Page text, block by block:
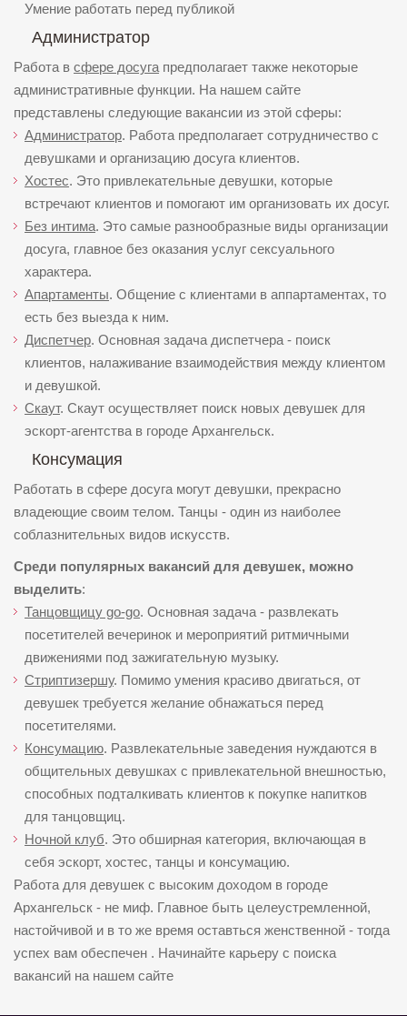
Умение работать перед публикой
Администратор
Работа в сфере досуга предполагает также некоторые
административные функции. На нашем сайте
представлены следующие вакансии из этой сферы:
Администратор. Работа предполагает сотрудничество с
девушками и организацию досуга клиентов.
Хостес. Это привлекательные девушки, которые
встречают клиентов и помогают им организовать их досуг.
Без интима. Это самые разнообразные виды организации
досуга, главное без оказания услуг сексуального
характера.
Апартаменты. Общение с клиентами в аппартаментах, то
есть без выезда к ним.
Диспетчер. Основная задача диспетчера - поиск
клиентов, налаживание взаимодействия между клиентом
и девушкой.
Скаут. Скаут осуществляет поиск новых девушек для
эскорт-агентства в городе Архангельск.
Консумация
Работать в сфере досуга могут девушки, прекрасно
владеющие своим телом. Танцы - один из наиболее
соблазнительных видов искусств.
Среди популярных вакансий для девушек, можно
выделить:
Танцовщицу go-go. Основная задача - развлекать
посетителей вечеринок и мероприятий ритмичными
движениями под зажигательную музыку.
Стриптизершу. Помимо умения красиво двигаться, от
девушек требуется желание обнажаться перед
посетителями.
Консумацию. Развлекательные заведения нуждаются в
общительных девушках с привлекательной внешностью,
способных подталкивать клиентов к покупке напитков
для танцовщиц.
Ночной клуб. Это обширная категория, включающая в
себя эскорт, хостес, танцы и консумацию.
Работа для девушек с высоким доходом в городе
Архангельск - не миф. Главное быть целеустремленной,
настойчивой и в то же время оставться женственной - тогда
успех вам обеспечен . Начинайте карьеру с поиска
вакансий на нашем сайте